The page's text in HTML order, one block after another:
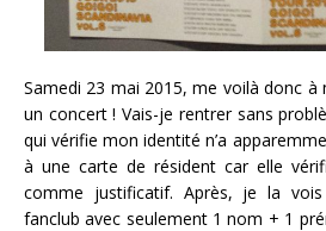
Samedi 23 mai 2015, me voilà donc à
un concert ! Vais-je rentrer sans
qui vérifie mon identité n’a
à une carte de résident car elle
comme justificatif. Après, je la
fanclub avec seulement 1 nom + 1